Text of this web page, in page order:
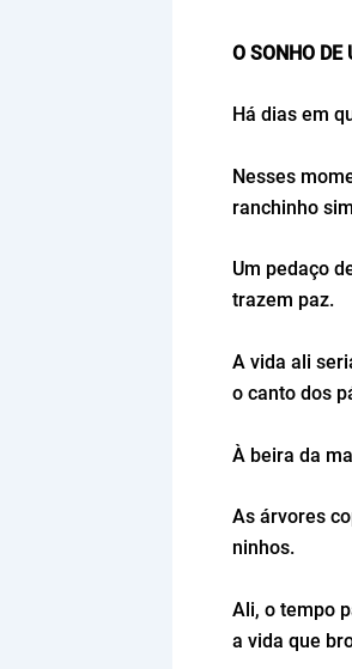
O SONHO DE
Há dias em
Nesses
ranchinho
Um pedaço
trazem paz.
A vida ali
o canto dos
À beira da
As árvores
ninhos.
Ali, o tempo
a vida que